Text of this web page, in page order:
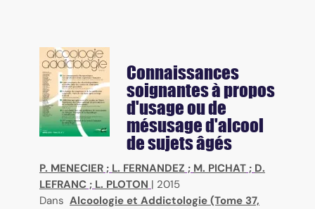
Connaissances
soignantes à propos
d'usage ou de
mésusage d'alcool
de sujets âgés
P. MENECIER ; L. FERNANDEZ ; M. PICHAT ; D.
LEFRANC ; L. PLOTON | 2015
Dans Alcoologie et Addictologie (Tome 37,